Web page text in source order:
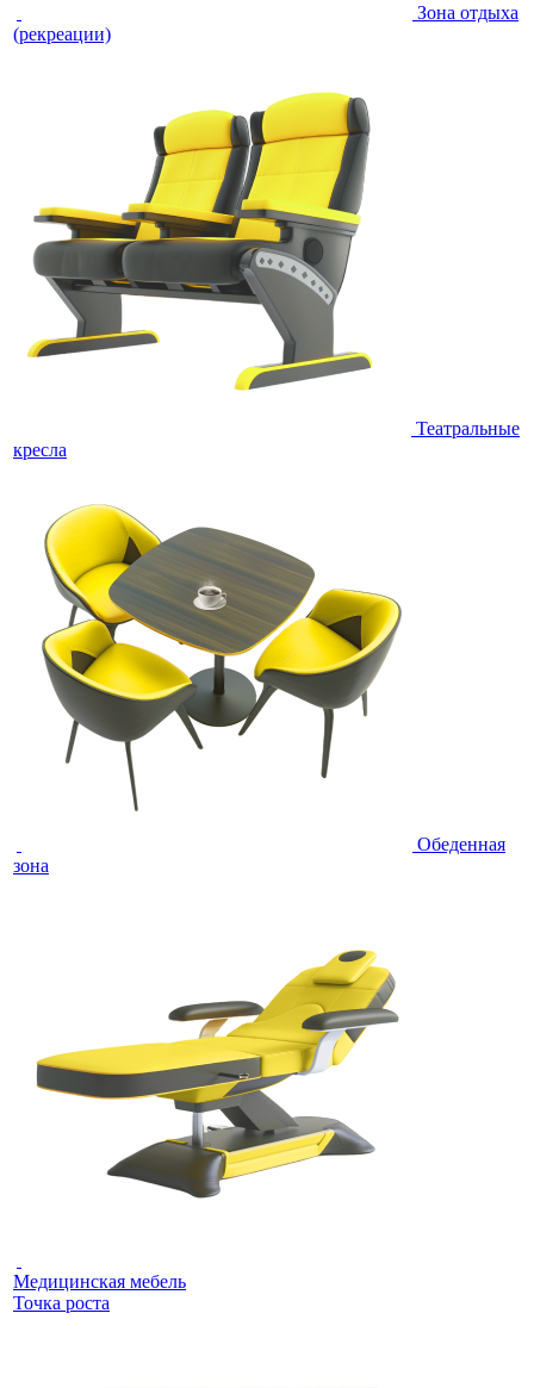
Зона отдыха
(рекреации)
Театральные
кресла
Обеденная
зона
Медицинская мебель
Точка роста